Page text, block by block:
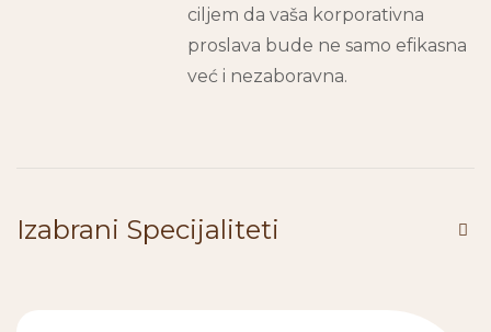
ciljem da vaša korporativna
proslava bude ne samo efikasna
već i nezaboravna.
Izabrani Specijaliteti